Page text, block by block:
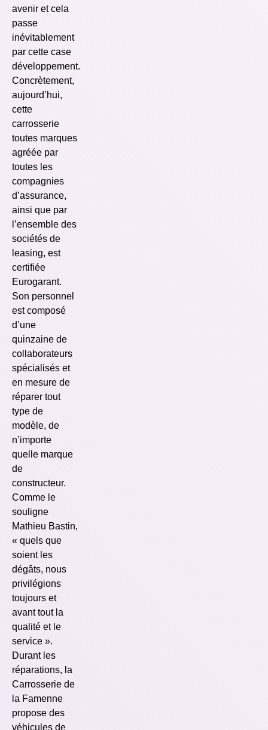
avenir et cela
passe
inévitablement
par cette case
développement.
Concrètement,
aujourd’hui,
cette
carrosserie
toutes marques
agréée par
toutes les
compagnies
d’assurance,
ainsi que par
l’ensemble des
sociétés de
leasing, est
certifiée
Eurogarant.
Son personnel
est composé
d’une
quinzaine de
collaborateurs
spécialisés et
en mesure de
réparer tout
type de
modèle, de
n’importe
quelle marque
de
constructeur.
Comme le
souligne
Mathieu Bastin,
« quels que
soient les
dégâts, nous
privilégions
toujours et
avant tout la
qualité et le
service ».
Durant les
réparations, la
Carrosserie de
la Famenne
propose des
véhicules de